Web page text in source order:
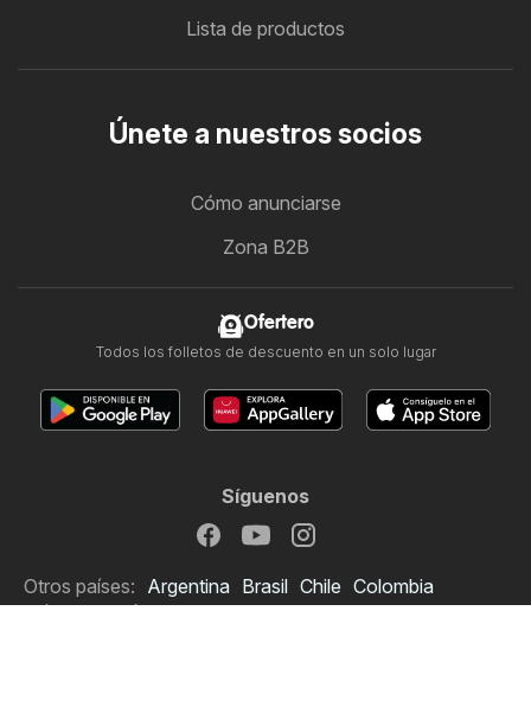
Lista de productos
Únete a nuestros socios
Cómo anunciarse
Zona B2B
Ofertero
Todos los folletos de descuento en un solo lugar
Síguenos
Otros países: Argentina Brasil Chile Colombia
México Perú Portugal United States